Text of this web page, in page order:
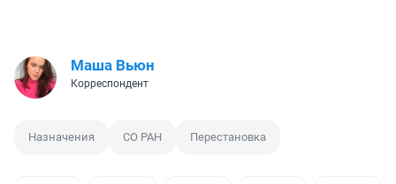
Маша Вьюн
Корреспондент
Назначения СО РАН Перестановка